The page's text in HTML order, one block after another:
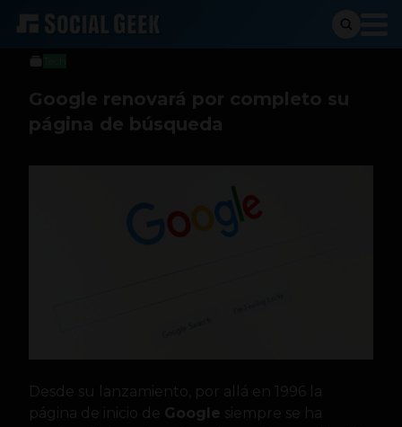
Stiven Cartagena
20 de julio de 2017
Google renovará por completo su
página de búsqueda
Desde su lanzamiento, por allá en 1996 la
página de inicio de Google siempre se ha